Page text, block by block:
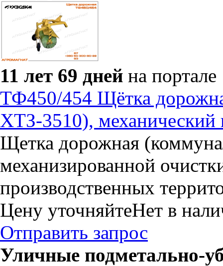
11 лет 69 дней на портале
ТФ450/454 Щётка
ХТЗ-3510),
Щетка дорожная
механизированной
производственных
Цену уточняйтеНет в
Отправить запрос
Уличные подметально-